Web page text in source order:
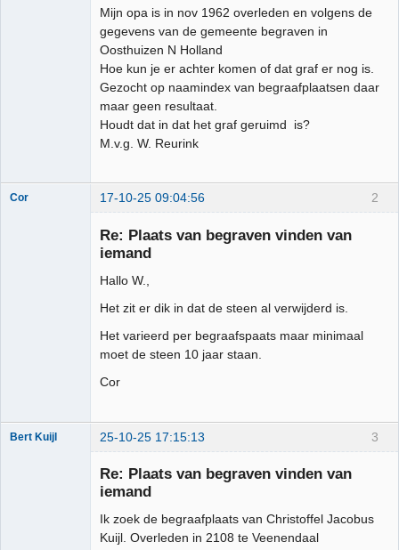
Mijn opa is in nov 1962 overleden en volgens de
gegevens van de gemeente begraven in
Oosthuizen N Holland
Hoe kun je er achter komen of dat graf er nog is.
Gezocht op naamindex van begraafplaatsen daar
maar geen resultaat.
Houdt dat in dat het graf geruimd is?
M.v.g. W. Reurink
2
Cor 17-10-25 09:04:56
Re: Plaats van begraven vinden van
iemand
Hallo W.,
Het zit er dik in dat de steen al verwijderd is.
Het varieerd per begraafspaats maar minimaal
moet de steen 10 jaar staan.
Cor
3
Bert Kuijl 25-10-25 17:15:13
Re: Plaats van begraven vinden van
iemand
Ik zoek de begraafplaats van Christoffel Jacobus
Kuijl. Overleden in 2108 te Veenendaal